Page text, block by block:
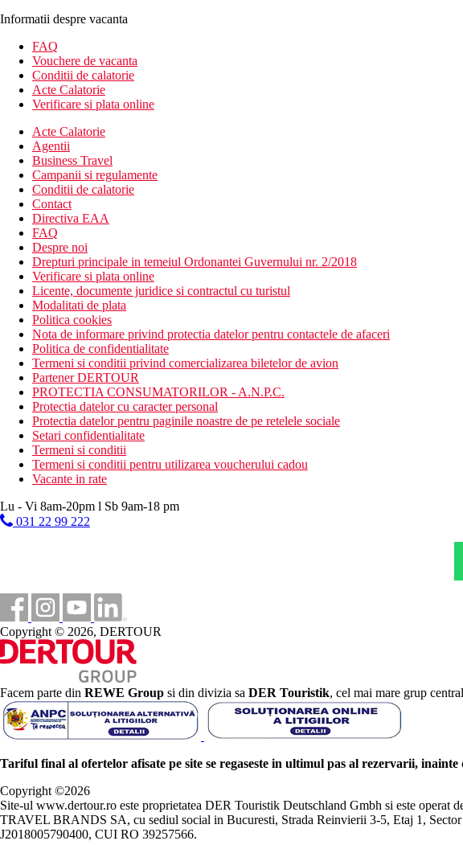
Informatii despre vacanta
FAQ
Vouchere de vacanta
Conditii de calatorie
Acte Calatorie
Verificare si plata online
Acte Calatorie
Agentii
Business Travel
Campanii si regulamente
Conditii de calatorie
Contact
Directiva EAA
FAQ
Despre noi
Drepturi principale in temeiul Ordonantei Guvernului nr. 2/2018
Verificare si plata online
Licente, documente juridice si contractul cu turistul
Modalitati de plata
Politica cookies
Nota de informare privind protectia datelor pentru contactele de afaceri
Politica de confidentialitate
Termeni si conditii privind comercializarea biletelor de avion
Partener DERTOUR
PROTECTIA CONSUMATORILOR - A.N.P.C.
Protectia datelor cu caracter personal
Protectia datelor pentru paginile noastre de pe retelele sociale
Setari confidentialitate
Termeni si conditii
Termeni si conditii pentru utilizarea voucherului cadou
Vacante in rate
Lu - Vi 8am-20pm l Sb 9am-18 pm
031 22 99 222
Copyright © 2026, DERTOUR
Facem parte din REWE Group si din divizia sa DER Touristik, cel mai mare grup
Tariful final al ofertelor afisate pe site se regaseste in ultimul pas al rezervarii,
Copyright ©2026
Site-ul www.dertour.ro este proprietatea DER Touristik Deutschland Gmbh si este
TRAVEL BRANDS SA, cu sediul social in Bucuresti, Strada Reinvierii 3-5, Etaj 1, Sector
J2018005790400, CUI RO 39257566.